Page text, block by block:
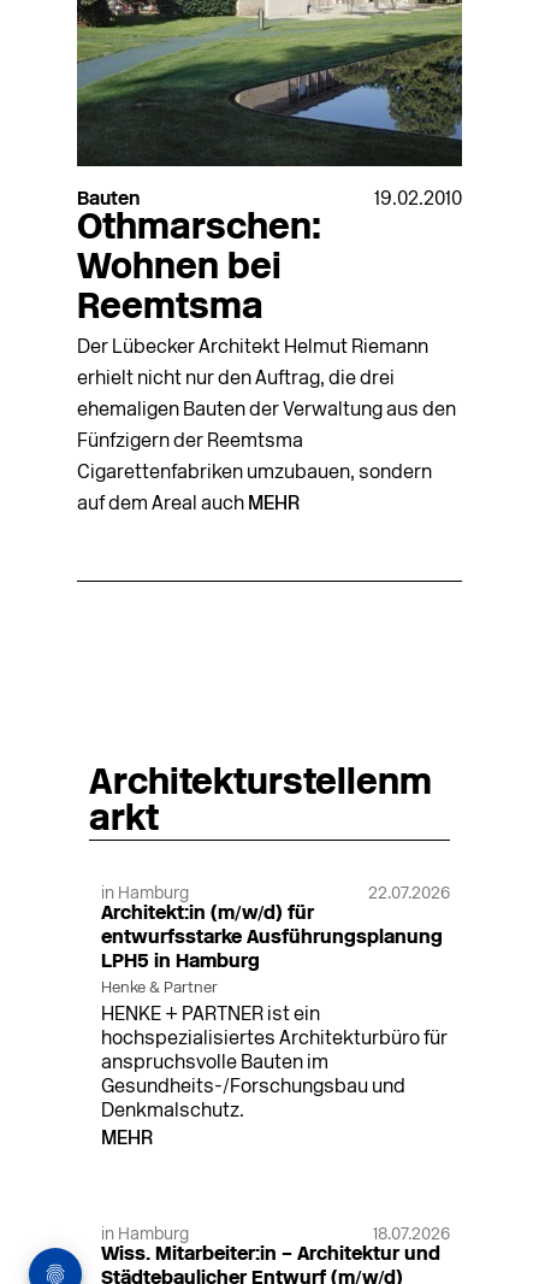
Bauten 19.02.2010
Othmarschen:
Wohnen bei
Reemtsma
Der Lübecker Architekt Helmut Riemann
erhielt nicht nur den Auftrag, die drei
ehemaligen Bauten der Verwaltung aus den
Fünfzigern der Reemtsma
Cigarettenfabriken umzubauen, sondern
auf dem Areal auch MEHR
Architekturstellenm
arkt
in Hamburg 22.07.2026
Architekt:in (m/w/d) für
entwurfsstarke Ausführungsplanung
LPH5 in Hamburg
Henke & Partner
HENKE + PARTNER ist ein
hochspezialisiertes Architekturbüro für
anspruchsvolle Bauten im
Gesundheits-/Forschungsbau und
Denkmalschutz.
MEHR
in Hamburg 18.07.2026
Wiss. Mitarbeiter:in – Architektur und
Städtebaulicher Entwurf (m/w/d)